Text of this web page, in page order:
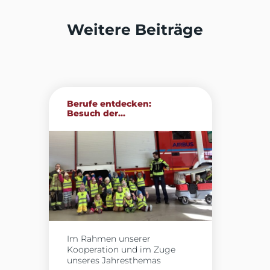
Weitere Beiträge
Berufe entdecken:
Besuch der...
Im Rahmen unserer
Kooperation und im Zuge
unseres Jahresthemas